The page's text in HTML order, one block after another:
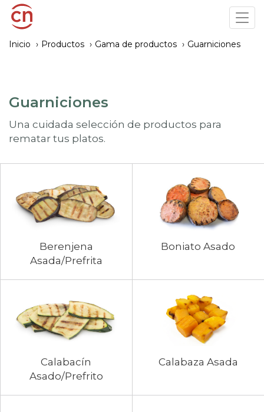
Pasar
principal
Inicio Productos Gama de productos Guarniciones
Guarniciones
Una cuidada selección de productos para
rematar tus platos.
Berenjena
Asada/Prefrita
Boniato Asado
Calabacín
Asado/Prefrito
Calabaza Asada